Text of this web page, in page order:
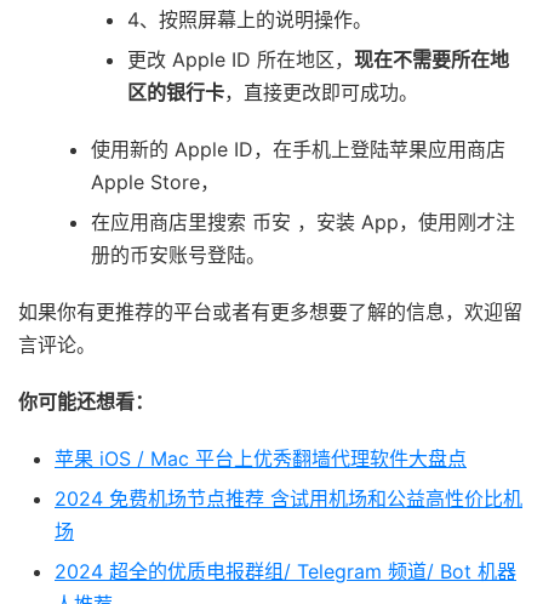
4、按照屏幕上的说明操作。
更改 Apple ID 所在地区， 现在不需要所在地
区的银行卡，直接更改即可成功。
使用新的 Apple ID，在手机上登陆苹果应用商店
Apple Store，
在应用商店里搜索 币安 ，安装 App，使用刚才注
册的币安账号登陆。
如果你有更推荐的平台或者有更多想要了解的信息，欢迎留
言评论。
你可能还想看：
苹果 iOS / Mac 平台上优秀翻墙代理软件大盘点
2024 免费机场节点推荐 含试用机场和公益高性价比机
场
2024 超全的优质电报群组/ Telegram 频道/ Bot 机器